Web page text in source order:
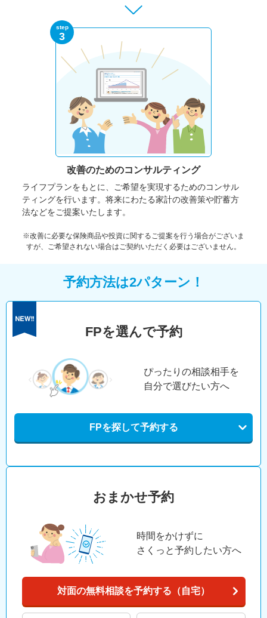
step
3
改善のためのコンサルティング
ライフプランをもとに、ご希望を実現するためのコンサル
ティングを行います。将来にわたる家計の改善策や貯蓄方
法などをご提案いたします。
※改善に必要な保険商品や投資に関するご提案を行う場合がございま
すが、ご希望されない場合はご契約いただく必要はございません。
予約方法は2パターン！
FPを選んで予約
ぴったりの相談相手を
自分で選びたい方へ
FPを探して予約する
おまかせ予約
時間をかけずに
さくっと予約したい方へ
対面の無料相談を予約する（自宅）